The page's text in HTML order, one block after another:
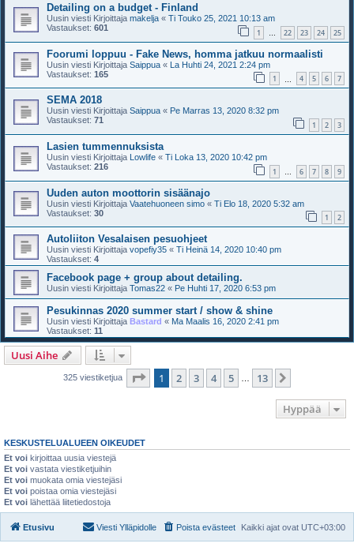
Detailing on a budget - Finland
Uusin viesti Kirjoittaja makelja « Ti Touko 25, 2021 10:13 am
Vastaukset: 601 1 … 22 23 24 25
Foorumi loppuu - Fake News, homma jatkuu normaalisti
Uusin viesti Kirjoittaja Saippua « La Huhti 24, 2021 2:24 pm
Vastaukset: 165 1 4 5 6 7
SEMA 2018
Uusin viesti Kirjoittaja Saippua « Pe Marras 13, 2020 8:32 pm
Vastaukset: 71 1 2 3
Lasien tummennuksista
Uusin viesti Kirjoittaja Lowlife « Ti Loka 13, 2020 10:42 pm
Vastaukset: 216 1 6 7 8 9
Uuden auton moottorin sisäänajo
Uusin viesti Kirjoittaja Vaatehuoneen simo « Ti Elo 18, 2020 5:32 am
Vastaukset: 30 1 2
Autoliiton Vesalaisen pesuohjeet
Uusin viesti Kirjoittaja vopefiy35 « Ti Heinä 14, 2020 10:40 pm
Vastaukset: 4
Facebook page + group about detailing.
Uusin viesti Kirjoittaja Tomas22 « Pe Huhti 17, 2020 6:53 pm
Pesukinnas 2020 summer start / show & shine
Uusin viesti Kirjoittaja Bastard « Ma Maalis 16, 2020 2:41 pm
Vastaukset: 11
Uusi Aihe
325 viestiketjua Sivu /13
1 2 3 4 5 13
Hyppää
KESKUSTELUALUEEN OIKEUDET
Et voi kirjoittaa uusia viestejä
Et voi vastata viestiketjuihin
Et voi muokata omia viestejäsi
Et voi poistaa omia viestejäsi
Et voi lähettää liitetiedostoja
Etusivu Kaikki ajat ovat UTC+03:00
Poista evästeet
Viesti Ylläpidolle